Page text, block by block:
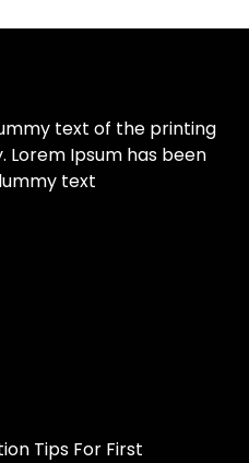
text of the printing
Ipsum has been
text
Tips For First